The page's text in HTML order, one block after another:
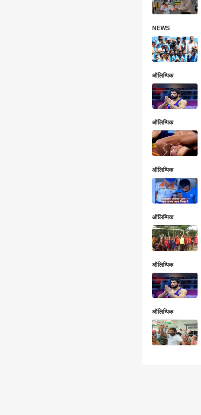
NEWS
ऑलिम्पिक
ऑलिम्पिक
ऑलिम्पिक
ऑलिम्पिक
ऑलिम्पिक
ऑलिम्पिक